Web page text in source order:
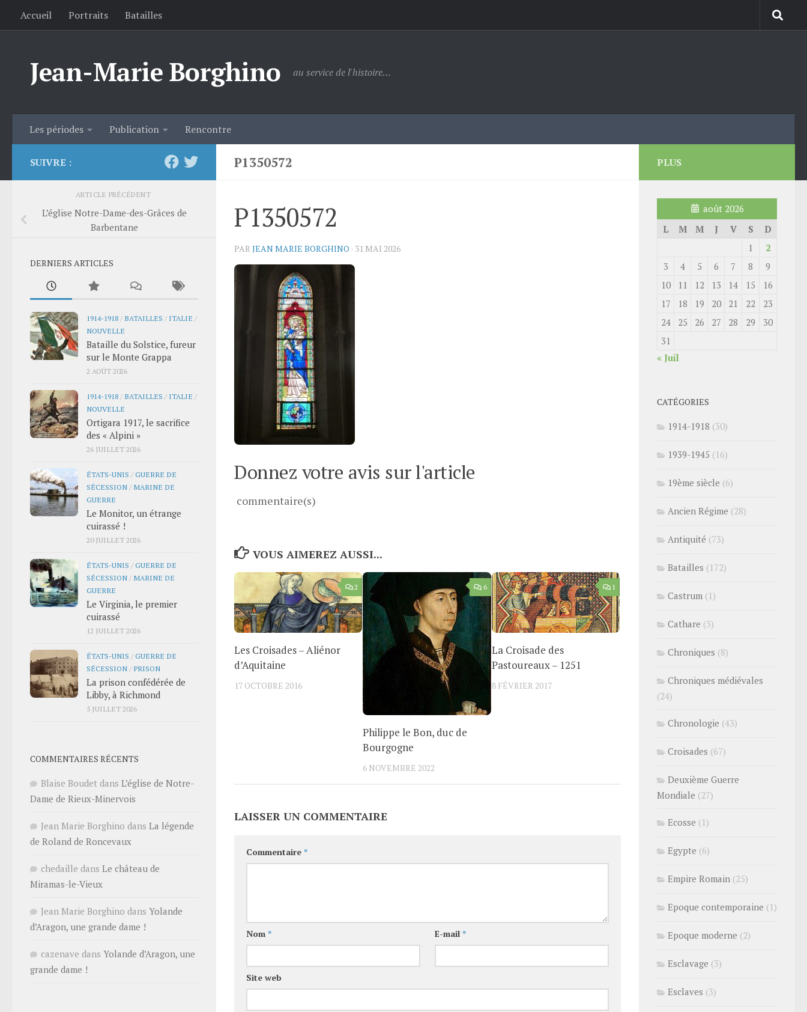
Skip to content
Accueil Portraits Batailles
Jean-Marie Borghino au service de l'histoire…
Les périodes Publication Rencontre
P1350572
P1350572
PAR JEAN MARIE BORGHINO · 31 MAI 2026
Donnez votre avis sur l'article
commentaire(s)
VOUS AIMEREZ AUSSI...
2
Les Croisades – Aliénor
d’Aquitaine
17 OCTOBRE 2016
6
Philippe le Bon, duc de
Bourgogne
6 NOVEMBRE 2022
1
La Croisade des
Pastoureaux – 1251
8 FÉVRIER 2017
LAISSER UN COMMENTAIRE
Commentaire *
Nom * E-mail *
Site web
SUIVRE :
ARTICLE PRÉCÉDENT
L’église Notre-Dame-des-Grâces de
Barbentane
DERNIERS ARTICLES
1914-1918 / BATAILLES / ITALIE /
NOUVELLE
Bataille du Solstice, fureur
sur le Monte Grappa
2 AOÛT 2026
1914-1918 / BATAILLES / ITALIE /
NOUVELLE
Ortigara 1917, le sacrifice
des « Alpini »
26 JUILLET 2026
ÉTATS-UNIS /GUERRE DE
SÉCESSION / MARINE DE
GUERRE
Le Monitor, un étrange
cuirassé !
20 JUILLET 2026
ÉTATS-UNIS /GUERRE DE
SÉCESSION / MARINE DE
GUERRE
Le Virginia, le premier
cuirassé
12 JUILLET 2026
ÉTATS-UNIS /GUERRE DE
SÉCESSION / PRISON
La prison confédérée de
Libby, à Richmond
5 JUILLET 2026
COMMENTAIRES RÉCENTS
Blaise Boudet dans L’église de Notre-
Dame de Rieux-Minervois
Jean Marie Borghino dans La légende
de Roland de Roncevaux
chedaille dans Le château de
Miramas-le-Vieux
Jean Marie Borghino dans Yolande
d’Aragon, une grande dame !
cazenave dans Yolande d’Aragon, une
grande dame !
PLUS
août 2026
L
M M J V S
D
1
2
3
4 5 6 7 8
9
10
11 12 13 14 15
16
17
18 19 20 21 22
23
24
25 26 27 28 29
30
31
« Juil
CATÉGORIES
1914-1918 (30)
1939-1945 (16)
19ème siècle (6)
Ancien Régime (28)
Antiquité (73)
Batailles (172)
Castrum (1)
Cathare (3)
Chroniques (8)
Chroniques médiévales
(24)
Chronologie (43)
Croisades (67)
Deuxième Guerre
Mondiale (27)
Ecosse (1)
Egypte (6)
Empire Romain (25)
Epoque contemporaine (1)
Epoque moderne (2)
Esclavage (3)
Esclaves (3)